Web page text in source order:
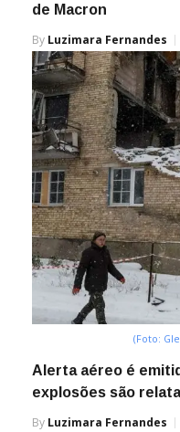
de Macron
By Luzimara Fernandes
(Foto:
Alerta aéreo é
explosões são
By Luzimara Fernandes